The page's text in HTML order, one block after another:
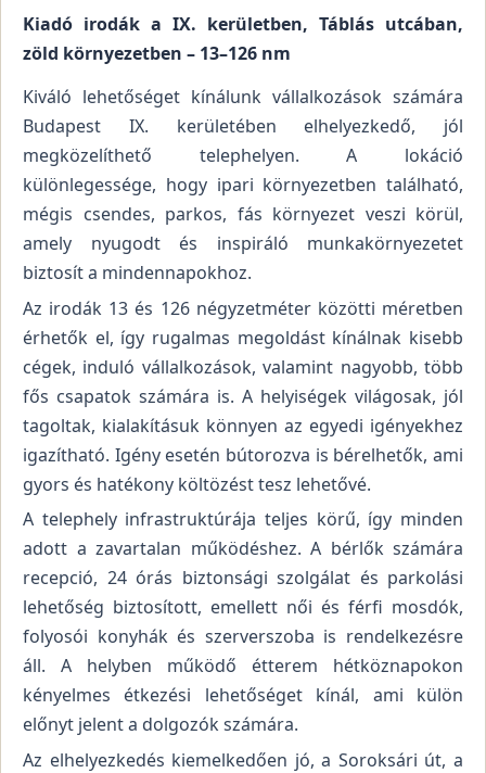
Kiadó irodák a IX. kerületben, Táblás utcában,
zöld környezetben – 13–126 nm
Kiváló lehetőséget kínálunk vállalkozások számára
Budapest IX. kerületében elhelyezkedő, jól
megközelíthető telephelyen. A lokáció
különlegessége, hogy ipari környezetben található,
mégis csendes, parkos, fás környezet veszi körül,
amely nyugodt és inspiráló munkakörnyezetet
biztosít a mindennapokhoz.
Az irodák 13 és 126 négyzetméter közötti méretben
érhetők el, így rugalmas megoldást kínálnak kisebb
cégek, induló vállalkozások, valamint nagyobb, több
fős csapatok számára is. A helyiségek világosak, jól
tagoltak, kialakításuk könnyen az egyedi igényekhez
igazítható. Igény esetén bútorozva is bérelhetők, ami
gyors és hatékony költözést tesz lehetővé.
A telephely infrastruktúrája teljes körű, így minden
adott a zavartalan működéshez. A bérlők számára
recepció, 24 órás biztonsági szolgálat és parkolási
lehetőség biztosított, emellett női és férfi mosdók,
folyosói konyhák és szerverszoba is rendelkezésre
áll. A helyben működő étterem hétköznapokon
kényelmes étkezési lehetőséget kínál, ami külön
előnyt jelent a dolgozók számára.
Az elhelyezkedés kiemelkedően jó, a Soroksári út, a